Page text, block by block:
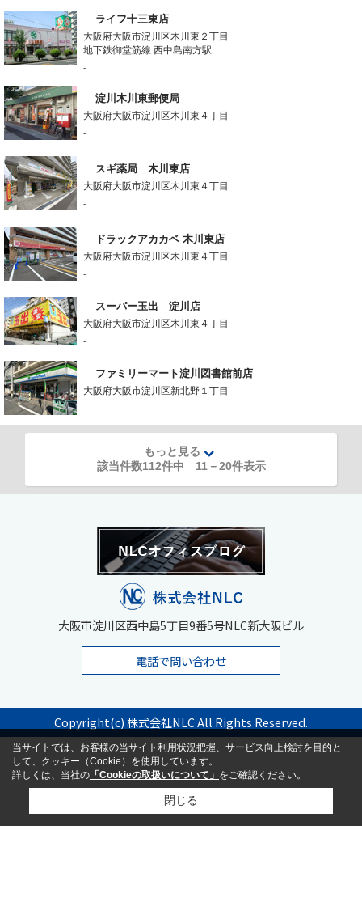
ライフ十三東店
大阪府大阪市淀川区木川東２丁目
地下鉄御堂筋線 西中島南方駅
-
淀川木川東郵便局
大阪府大阪市淀川区木川東４丁目
-
スギ薬局 木川東店
大阪府大阪市淀川区木川東４丁目
-
ドラックアカカベ 木川東店
大阪府大阪市淀川区木川東４丁目
-
スーパー玉出 淀川店
大阪府大阪市淀川区木川東４丁目
-
ファミリーマート淀川図書館前店
大阪府大阪市淀川区新北野１丁目
-
もっと見る
該当件数112件中 11 －20件表示
大阪市淀川区西中島5丁目9番5号NLC新大阪ビル
電話で問い合わせ
Copyright(c) 株式会社NLC All Rights Reserved.
当サイトでは、お客様の当サイト利用状況把握、サービス向上検討を目的と
して、クッキー（Cookie）を使用しています。
詳しくは、当社の 「Cookieの取扱いについて」 をご確認ください。
閉じる